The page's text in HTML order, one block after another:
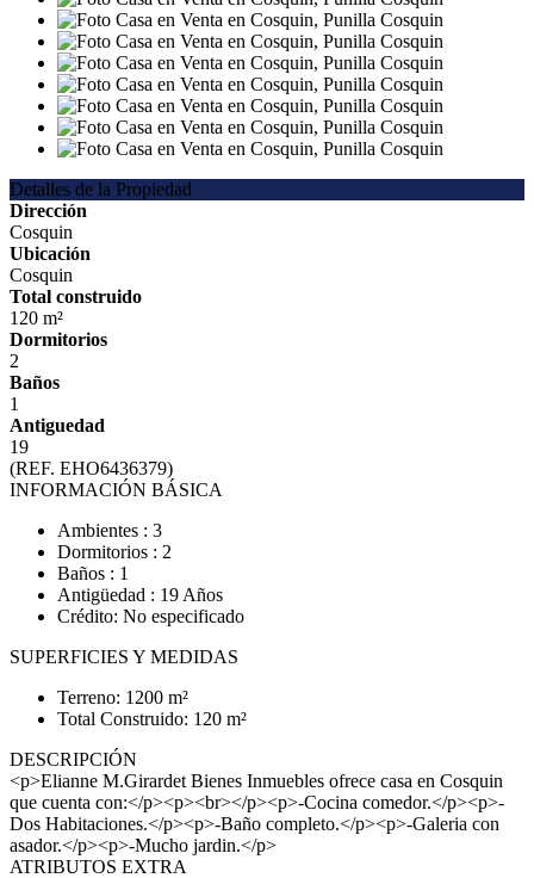
Detalles de la Propiedad
Dirección
Cosquin
Ubicación
Cosquin
Total construido
120 m²
Dormitorios
2
Baños
1
Antiguedad
19
(REF. EHO6436379)
INFORMACIÓN BÁSICA
Ambientes : 3
Dormitorios : 2
Baños : 1
Antigüedad : 19 Años
Crédito: No especificado
SUPERFICIES Y MEDIDAS
Terreno: 1200 m²
Total Construido: 120 m²
DESCRIPCIÓN
<p>Elianne M.Girardet Bienes Inmuebles ofrece casa en Cosquin
que cuenta con:</p><p><br></p><p>-Cocina comedor.</p><p>-
Dos Habitaciones.</p><p>-Baño completo.</p><p>-Galeria con
asador.</p><p>-Mucho jardin.</p>
ATRIBUTOS EXTRA